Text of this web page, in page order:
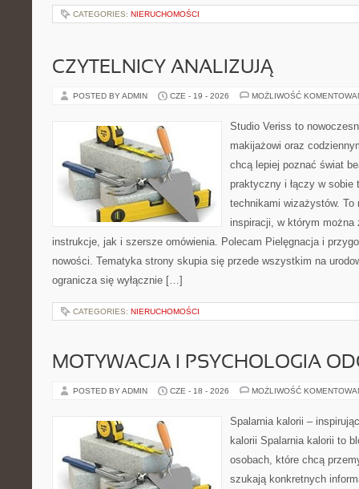
CATEGORIES: NIERUCHOMOŚCI
CZYTELNICY ANALIZUJĄ
POSTED BY ADMIN CZE - 19 - 2026 MOŻLIWOŚĆ
Studio Veriss to
makijażowi oraz
chcą lepiej poznać świat
praktyczny i łączy w sobie
technikami wizażystów. To
inspiracji, w którym można
instrukcje, jak i szersze omówienia. Polecam Pielęgnacja i
nowości. Tematyka strony skupia się przede wszystkim na
ogranicza się wyłącznie […]
CATEGORIES: NIERUCHOMOŚCI
MOTYWACJA I PSYCHOLOGIA
POSTED BY ADMIN CZE - 18 - 2026 MOŻLIWOŚĆ
Spalarnia kalorii –
kalorii Spalarnia kalorii to
osobach, które chcą
szukają konkretnych